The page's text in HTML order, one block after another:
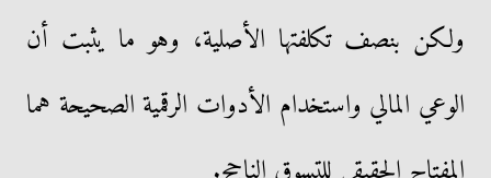
ولكن بنصف تكلفتها الأصلية، وهو ما يثبت أن
الوعي المالي واستخدام الأدوات الرقمية الصحيحة هما